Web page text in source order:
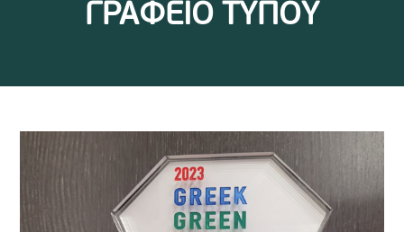
ΓΡΑΦΕΙΟ ΤΥΠΟΥ